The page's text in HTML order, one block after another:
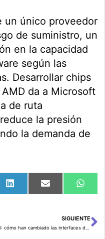
un único proveedor
de suministro, un
en la capacidad
según las
Desarrollar chips
da a Microsoft
de ruta
la presión
la demanda de
Compartir
en
LinkedInCompartir
en
Email
en
SIGUIENTE